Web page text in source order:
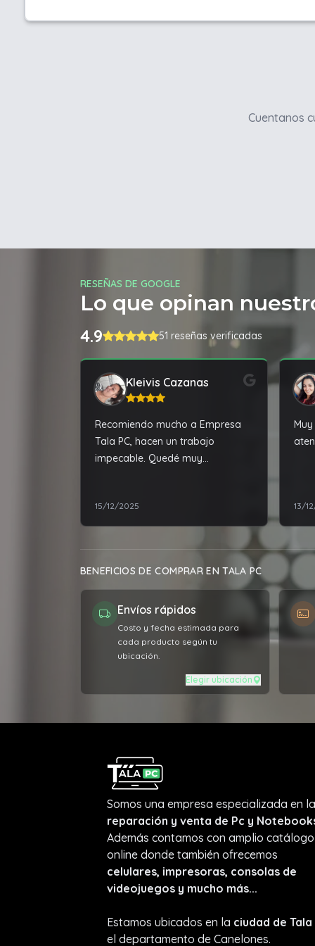
Cuentanos
RESEÑAS DE GOOGLE
Lo que opinan
4.9 51 reseñas verificadas
Kleivis Cazanas
Recomiendo mucho a Empresa
Tala PC, hacen un trabajo
impecable. Quedé muy
15/12/2025 13/
BENEFICIOS DE COMPRAR EN TALA PC
Envíos rápidos
Costo y fecha estimada para
cada producto según tu
ubicación.
Elegir ubicación
Somos una empresa especializada en la
reparación y venta de Pc y
Además contamos con amplio catálogo
online donde también ofrecemos
celulares, impresoras, consolas de
videojuegos y mucho más...
Estamos ubicados en la ciudad de Tala
el departamento de Canelones.